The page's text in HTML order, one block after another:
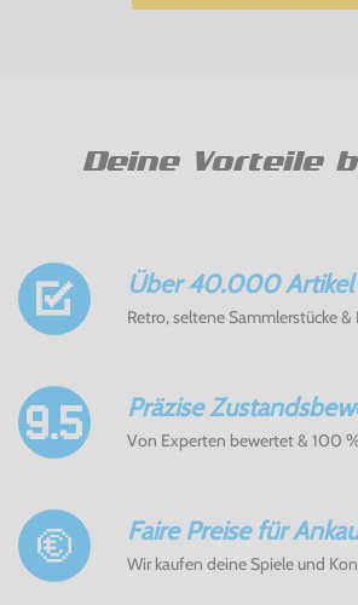
Deine Vorteile
Über 40.000 Artikel
Retro, seltene Sammlerstücke
Präzise
Von Experten bewertet & 100
Faire Preise für
Wir kaufen deine Spiele und